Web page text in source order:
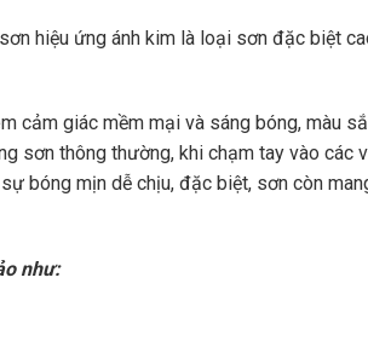
hiệu ứng ánh kim là loại sơn đặc biệt
cảm giác mềm mại và sáng bóng, màu
sơn thông thường, khi chạm tay vào các
bóng mịn dễ chịu, đặc biệt, sơn còn
như: